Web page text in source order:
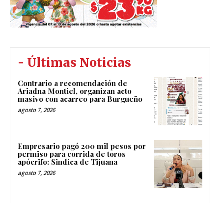
- Últimas Noticias
Contrario a recomendación de
Ariadna Montiel, organizan acto
masivo con acarreo para Burgueño
agosto 7, 2026
Empresario pagó 200 mil pesos por
permiso para corrida de toros
apócrifo: Sindica de Tijuana
agosto 7, 2026